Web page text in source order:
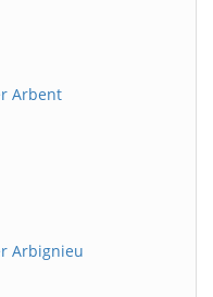
Arbent
Arbignieu